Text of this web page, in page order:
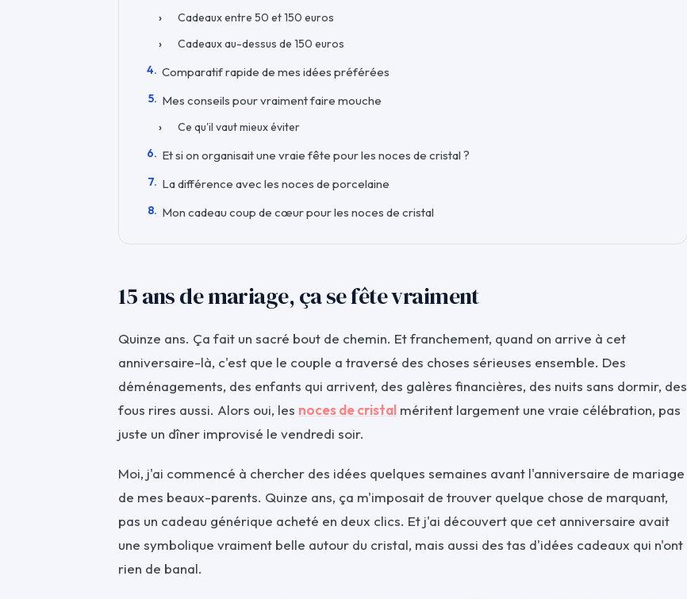
Cadeaux entre 50 et 150 euros
Cadeaux au-dessus de 150 euros
Comparatif rapide de mes idées préférées
Mes conseils pour vraiment faire mouche
Ce qu'il vaut mieux éviter
Et si on organisait une vraie fête pour les noces de cristal ?
La différence avec les noces de porcelaine
Mon cadeau coup de cœur pour les noces de cristal
15 ans de mariage, ça se fête vraiment
Quinze ans. Ça fait un sacré bout de chemin. Et franchement, quand on arrive à cet
anniversaire-là, c'est que le couple a traversé des choses sérieuses ensemble. Des
déménagements, des enfants qui arrivent, des galères financières, des nuits sans dormir, des
fous rires aussi. Alors oui, les noces de cristal méritent largement une vraie célébration, pas
juste un dîner improvisé le vendredi soir.
Moi, j'ai commencé à chercher des idées quelques semaines avant l'anniversaire de mariage
de mes beaux-parents. Quinze ans, ça m'imposait de trouver quelque chose de marquant,
pas un cadeau générique acheté en deux clics. Et j'ai découvert que cet anniversaire avait
une symbolique vraiment belle autour du cristal, mais aussi des tas d'idées cadeaux qui n'ont
rien de banal.